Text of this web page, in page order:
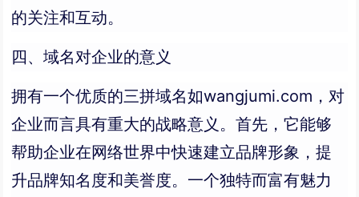
的关注和互动。
四、域名对企业的意义
拥有一个优质的三拼域名如wangjumi.com，对
企业而言具有重大的战略意义。首先，它能够
帮助企业在网络世界中快速建立品牌形象，提
升品牌知名度和美誉度。一个独特而富有魅力